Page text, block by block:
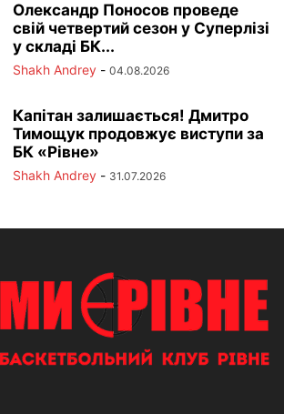
Олександр Поносов проведе
свій четвертий сезон у Суперлізі
у складі БК...
Shakh Andrey - 04.08.2026
Капітан залишається! Дмитро
Тимощук продовжує виступи за
БК «Рівне»
Shakh Andrey - 31.07.2026